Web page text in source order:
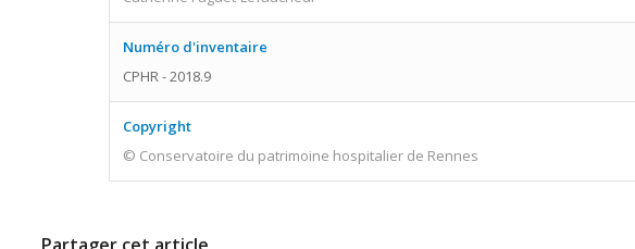
Numéro d'inventaire
CPHR - 2018.9
Copyright
© Conservatoire du patrimoine hospitalier de Rennes